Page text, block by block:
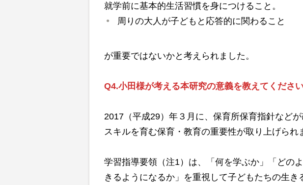
就学前に基本的生活習慣を身につけること。
周りの大人が子どもと応答的に関わること
が重要ではないかと考えられました。
Q4.小田様が考える本研究の意義を教えてください
2017（平成29）年３月に、保育所保育指針など
スキルを育む保育・教育の重要性が取り上げられ
学習指導要領（注1）は、「何を学ぶか」「どの
きるようになるか」を重視して子どもたちの生き